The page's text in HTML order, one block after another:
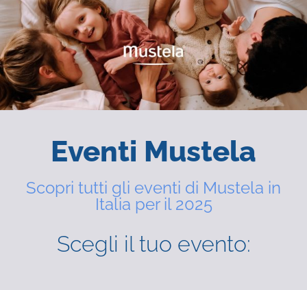
Eventi Mustela
Scopri tutti gli eventi di Mustela in
Italia per il 2025
Scegli il tuo evento: